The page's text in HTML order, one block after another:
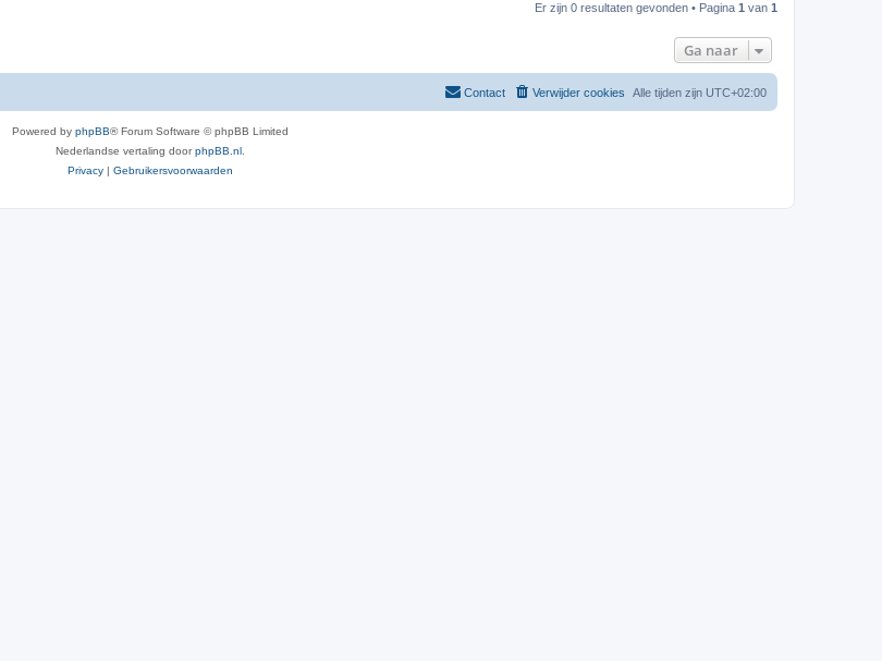
Er zijn 0 resultaten gevonden • Pagina 1 van 1
Ga naar
Alle tijden zijn UTC+02:00
Verwijder cookies
Contact
Powered by phpBB® Forum Software © phpBB Limited
Nederlandse vertaling doorphpBB.nl
Privacy | Gebruikersvoorwaarden